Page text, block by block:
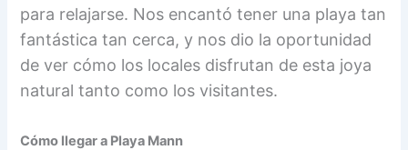
para relajarse. Nos encantó tener una playa tan
fantástica tan cerca, y nos dio la oportunidad
de ver cómo los locales disfrutan de esta joya
natural tanto como los visitantes.
Cómo llegar a Playa Mann